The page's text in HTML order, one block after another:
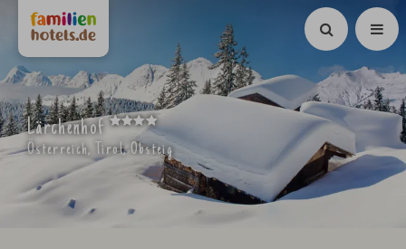
Suchen
Lärchenhof ****
Österreich, Tirol, Obsteig